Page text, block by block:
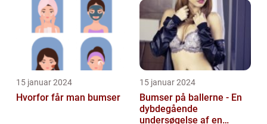
15 januar 2024
Hvorfor får man bumser
15 januar 2024
Bumser på ballerne - En
dybdegående
undersøgelse af en